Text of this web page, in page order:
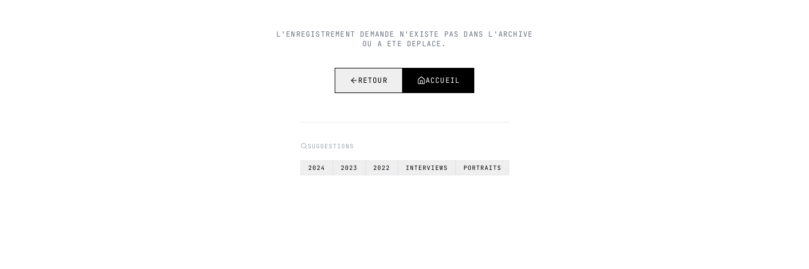
L'ENREGISTREMENT DEMANDE N'EXISTE PAS DANS L'ARCHIVE
OU A ETE DEPLACE.
RETOUR ACCUEIL
SUGGESTIONS
2024 2023 2022 INTERVIEWS PORTRAITS